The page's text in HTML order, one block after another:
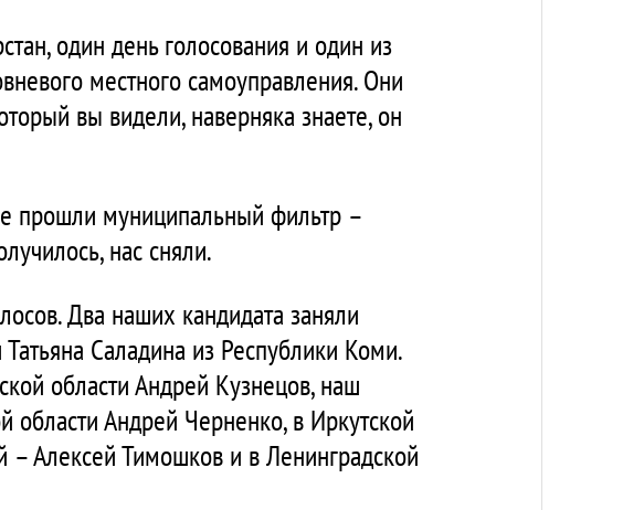
один день голосования и один из
местного самоуправления. Они
вы видели, наверняка знаете, он
прошли муниципальный фильтр –
нас сняли.
Два наших кандидата заняли
Саладина из Республики Коми.
области Андрей Кузнецов, наш
области Андрей Черненко, в Иркутской
– Алексей Тимошков и в Ленинградской